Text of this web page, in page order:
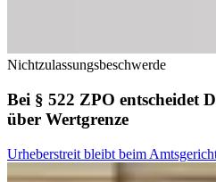
Nichtzulassungsbeschwerde
Bei § 522 ZPO entscheidet
über Wertgrenze
Urheberstreit bleibt beim